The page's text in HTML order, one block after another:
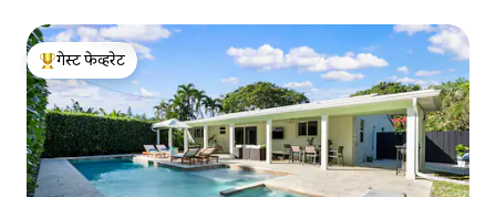
टॉप गेस्ट फेव्हरेट
गेस्ट फेव्हरेट